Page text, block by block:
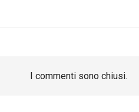
I commenti sono chiusi.